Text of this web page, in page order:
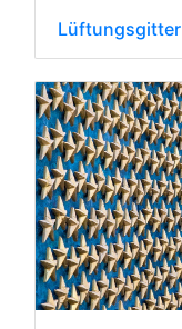
Lüftungsgitter